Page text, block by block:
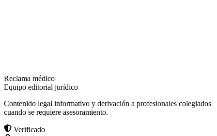
Reclama médico
Equipo editorial jurídico
Contenido legal informativo y derivación a profesionales colegiados
cuando se requiere asesoramiento.
Verificado